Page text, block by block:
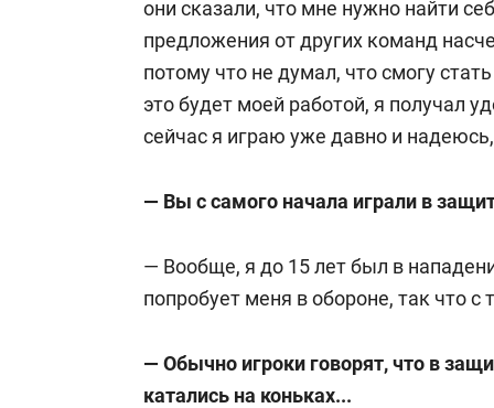
они сказали, что мне нужно найти
предложения от других команд
потому что не думал, что смогу
это будет моей работой, я получал
сейчас я играю уже давно и
— Вы с самого начала играли в
— Вообще, я до 15 лет был в
попробует меня в обороне, так что с
— Обычно игроки говорят, что в
катались на коньках...